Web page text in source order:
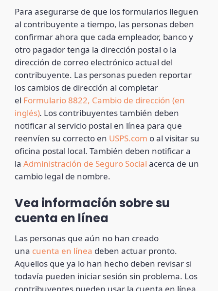
Para asegurarse de que los formularios lleguen
al contribuyente a tiempo, las personas deben
confirmar ahora que cada empleador, banco y
otro pagador tenga la dirección postal o la
dirección de correo electrónico actual del
contribuyente. Las personas pueden reportar
los cambios de dirección al completar
el Formulario 8822, Cambio de dirección (en
inglés). Los contribuyentes también deben
notificar al servicio postal en línea para que
reenvíen su correcto en USPS.com o al visitar su
oficina postal local. También deben notificar a
la Administración de Seguro Social acerca de un
cambio legal de nombre.
Vea información sobre su
cuenta en línea
Las personas que aún no han creado
una cuenta en línea deben actuar pronto.
Aquellos que ya lo han hecho deben revisar si
todavía pueden iniciar sesión sin problema. Los